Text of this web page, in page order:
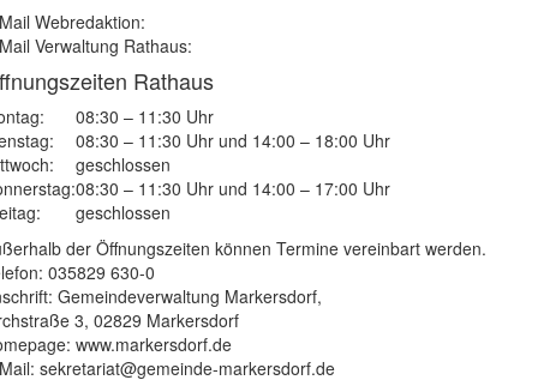
Webredaktion:
Verwaltung Rathaus:
Rathaus
08:30 – 11:30 Uhr
08:30 – 11:30 Uhr und 14:00 – 18:00 Uhr
geschlossen
08:30 – 11:30 Uhr und 14:00 – 17:00 Uhr
geschlossen
der Öffnungszeiten können Termine vereinbart werden.
035829 630-0
Gemeindeverwaltung Markersdorf,
3, 02829 Markersdorf
www.markersdorf.de
sekretariat@gemeinde-markersdorf.de